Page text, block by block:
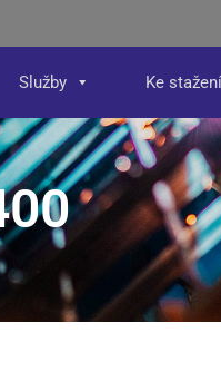
Služby Ke stažení